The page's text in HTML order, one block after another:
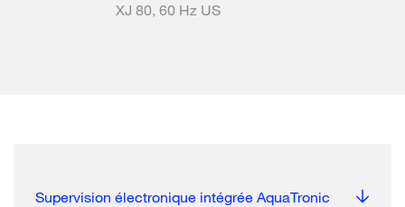
XJ 80, 60 Hz US
Supervision électronique intégrée AquaTronic